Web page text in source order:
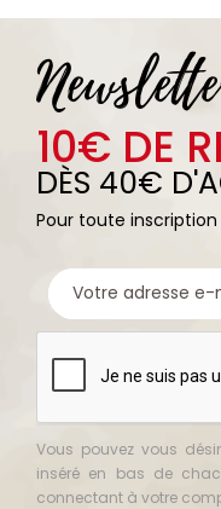
10€ DE
DÈS 40€
Pour toute
Vous pouvez vous
inséré en bas de
connectant à votre